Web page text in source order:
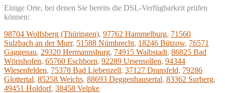
Einige Orte, bei denen Sie bereits die DSL-Verfügbarkeit prüfen
können:
98704 Wolfsberg (Thüringen), 97762 Hammelburg, 71560
Sulzbach an der Murr, 51588 Nümbrecht, 18246 Bützow, 76571
Gaggenau, 29320 Hermannsburg, 74915 Waibstadt, 86825 Bad
Wörishofen, 65760 Eschborn, 92289 Ursensollen, 94344
Wiesenfelden, 75378 Bad Liebenzell, 37127 Dransfeld, 79286
Glottertal, 85258 Weichs, 88693 Deggenhausertal, 83362 Surberg,
49451 Holdorf, 38458 Velpke